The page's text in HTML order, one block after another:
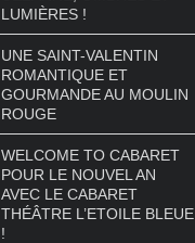
LUMIÈRES !
UNE SAINT-VALENTIN
ROMANTIQUE ET
GOURMANDE AU MOULIN
ROUGE
WELCOME TO CABARET
POUR LE NOUVEL AN
AVEC LE CABARET
THÉÂTRE L’ETOILE BLEUE
!